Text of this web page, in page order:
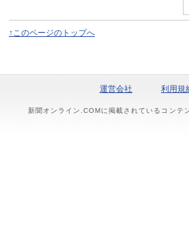
↑このページのトップへ
運営会社 利用規
新聞オンライン.COMに掲載されているコンテ